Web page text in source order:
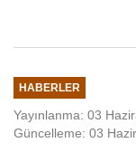
HABERLER
Yayınlanma: 03
Güncelleme: 03